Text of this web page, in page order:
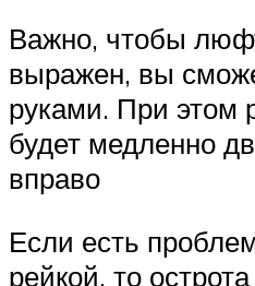
Важно, чтобы
выражен, вы
руками. При этом
будет медленно
вправо
Если есть
рейкой, то